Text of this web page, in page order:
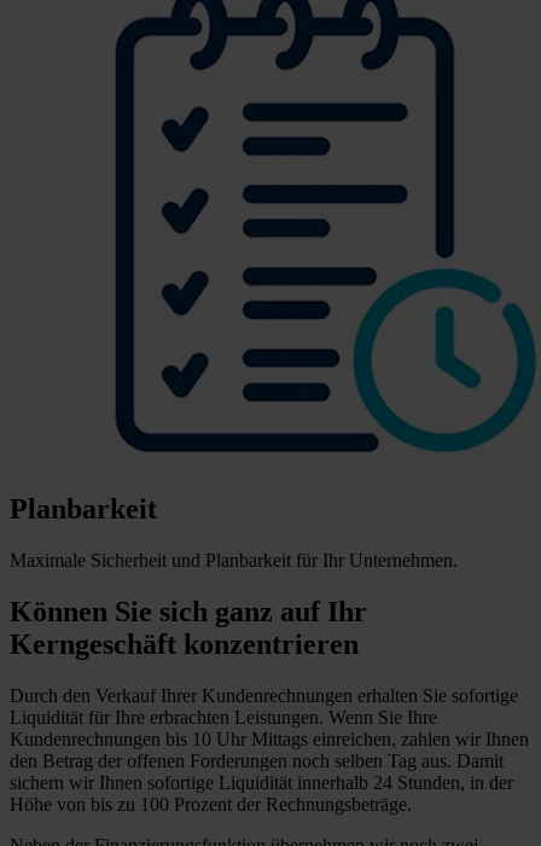
Planbarkeit
Maximale Sicherheit und Planbarkeit für Ihr Unternehmen.
Können Sie sich ganz auf Ihr
Kerngeschäft konzentrieren
Durch den Verkauf Ihrer Kundenrechnungen erhalten Sie sofortige
Liquidität für Ihre erbrachten Leistungen. Wenn Sie Ihre
Kundenrechnungen bis 10 Uhr Mittags einreichen, zahlen wir Ihnen
den Betrag der offenen Forderungen noch selben Tag aus. Damit
sichern wir Ihnen sofortige Liquidität innerhalb 24 Stunden, in der
Höhe von bis zu 100 Prozent der Rechnungsbeträge.